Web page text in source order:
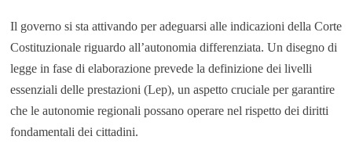
Il governo si sta attivando per adeguarsi alle indicazioni della Corte
Costituzionale riguardo all’autonomia differenziata. Un disegno di
legge in fase di elaborazione prevede la definizione dei livelli
essenziali delle prestazioni (Lep), un aspetto cruciale per garantire
che le autonomie regionali possano operare nel rispetto dei diritti
fondamentali dei cittadini.